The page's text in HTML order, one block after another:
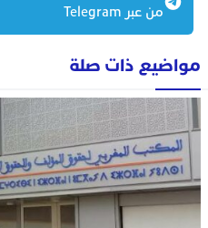
من عبر Telegram
مواضيع ذات صلة